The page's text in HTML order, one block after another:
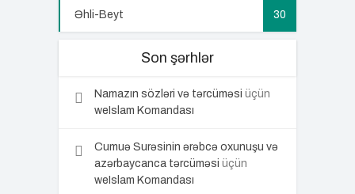
Əhli-Beyt 30
Son şərhlər
Namazın sözləri və tərcüməsi üçün
weIslam Komandası
Cumuə Surəsinin ərəbcə oxunuşu və
azərbaycanca tərcüməsi üçün
weIslam Komandası